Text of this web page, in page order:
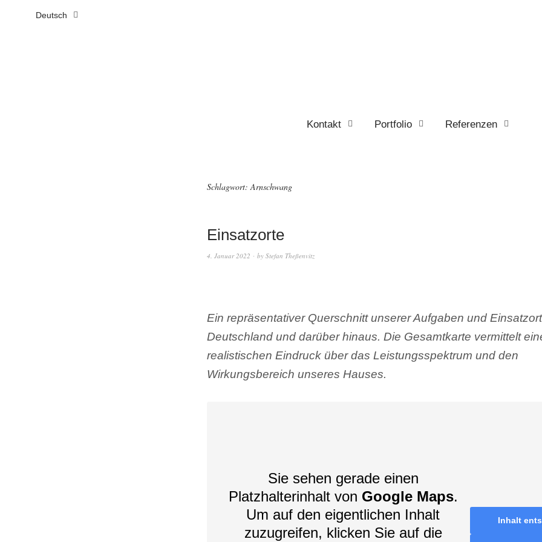
Deutsch
Kontakt Portfolio Referenzen
Schlagwort:Arnschwang
Einsatzorte
4. Januar 2022 by Stefan Theßenvitz
Ein repräsentativer Querschnitt unserer Aufgaben und
Deutschland und darüber hinaus. Die Gesamtkarte vermittelt
realistischen Eindruck über das Leistungsspektrum und den
Wirkungsbereich unseres Hauses.
Sie sehen gerade einen
Platzhalterinhalt von Google Maps.
Um auf den eigentlichen Inhalt
zuzugreifen, klicken Sie auf die
Inhalt